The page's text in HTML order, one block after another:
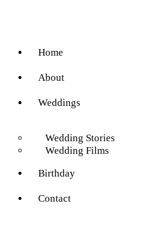
Home
About
Weddings
Wedding Stories
Wedding Films
Birthday
Contact